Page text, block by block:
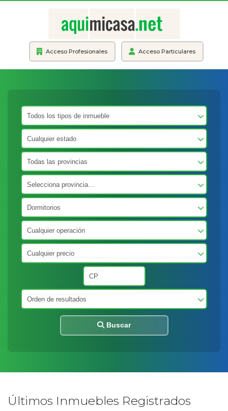
Acceso Profesionales Acceso Particulares
Buscar
Últimos Inmuebles Registrados